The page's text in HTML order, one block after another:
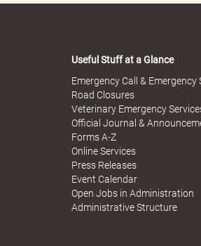
Useful Stuff at a Glance
Emergency Call & Emergency
Road Closures
Veterinary Emergency
Official Journal &
Forms A-Z
Online Services
Press Releases
Event Calendar
Open Jobs in Administration
Administrative Structure